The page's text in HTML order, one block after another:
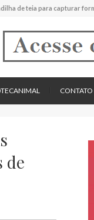
através da poeira
de cânceres no coração de
CONTATO
de